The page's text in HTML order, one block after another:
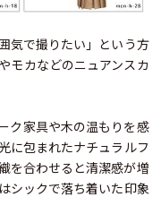
気で撮りたい」という方
モカなどのニュアンスカ
ク家具や木の温もりを感
に包まれたナチュラルフ
を合わせると清潔感が増
シックで落ち着いた印象